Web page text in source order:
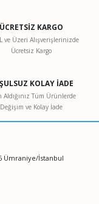
ÜCRETSİZ KARGO
ve Üzeri Alışverişlerinizde
Ücretsiz Kargo
KOLAY İADE
Aldığınız Tüm Ürünlerde
Değişim ve Kolay İade
Ümraniye/İstanbul